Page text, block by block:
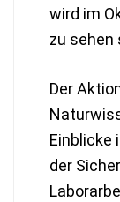
wird im
zu sehen
Der
Einblicke
der